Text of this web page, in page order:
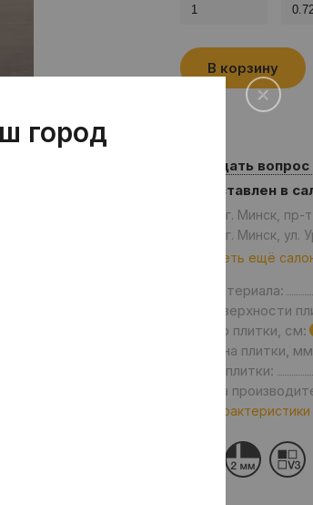
В корзину
Задать
Представлен в
Салон: г. Минск, пр-
Салон: г. Минск, ул.
Смотреть ещё
Вид материала:
Тип поверхности
Размер плитки, см:
Толщина плитки,
Бренд плитки:
Страна
Все характеристики
город